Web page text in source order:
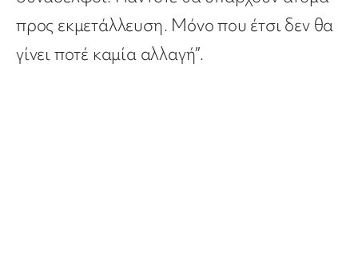
προς εκμετάλλευση. Μόνο που έτσι δεν θα
γίνει ποτέ καμία αλλαγή”.